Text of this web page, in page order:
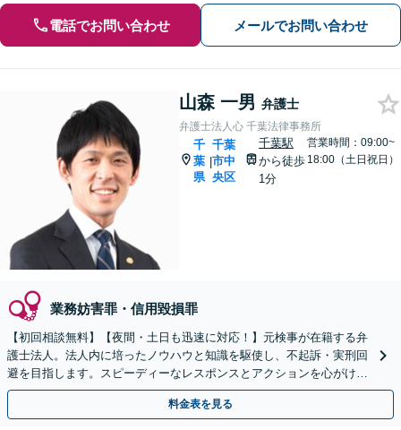
電話でお問い合わせ メールでお問い合わせ
山森 一男 弁護士
弁護士法人心 千葉法律事務所
千
葉
県
|
千葉
市中
央区
千葉駅
から徒歩
1分
営業時間：09:00~
18:00（土日祝日）
業務妨害罪・信用毀損罪
【初回相談無料】【夜間・土日も迅速に対応！】元検事が在籍する弁
護士法人。法人内に培ったノウハウと知識を駆使し、不起訴・実刑回
避を目指します。スピーディーなレスポンスとアクションを心がけ、
最善の解決を目指します【電話相談可】
料金表を見る